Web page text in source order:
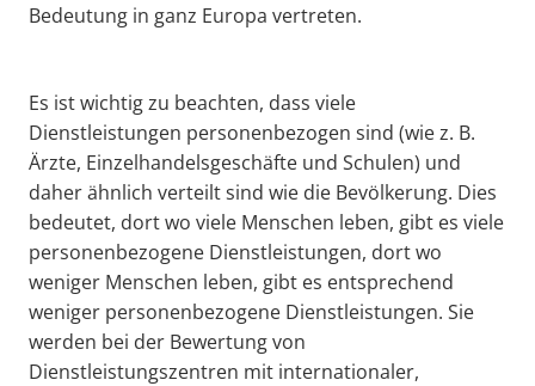
Bedeutung in ganz Europa vertreten.
Es ist wichtig zu beachten, dass viele
Dienstleistungen personenbezogen sind (wie z. B.
Ärzte, Einzelhandelsgeschäfte und Schulen) und
daher ähnlich verteilt sind wie die Bevölkerung. Dies
bedeutet, dort wo viele Menschen leben, gibt es viele
personenbezogene Dienstleistungen, dort wo
weniger Menschen leben, gibt es entsprechend
weniger personenbezogene Dienstleistungen. Sie
werden bei der Bewertung von
Dienstleistungszentren mit internationaler,